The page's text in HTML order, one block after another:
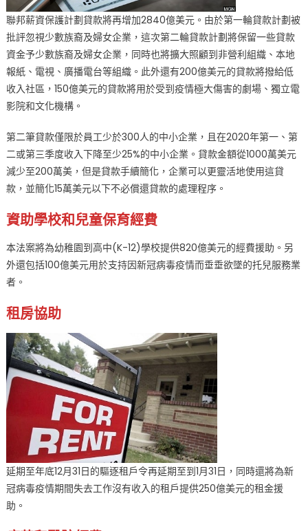
聯邦薪資保護計劃貸款將再增加2840億美元。由於第一輪貸款計劃被
批評忽視少數族裔及婦女企業，這次第二輪貸款計劃將保留一些貸款
資金予少數族裔及婦女企業，同時也將擴大照顧到非營利組織、本地
報紙、電視、廣播電台等組織。此外還有200億美元的貸款將撥給低
收入社區，150億美元的貸款將用於受到疫情極大傷害的劇場、獨立電
影院和文化機構。
第二筆貸款僅限於員工少於300人的中小企業，且在2020年第一、第
二或第三季度收入下降至少25%的中小企業。貸款金額從1000萬美元
減少至200萬美，但是貸款手續簡化，企業可以更靈活地使用這貸
款，並簡化15萬美元以下不必償還貸款的處理程序。
資助學校和兒童保育經費
本法案將為幼稚園到高中(K-12)學校提供820億美元的經費援助。另
外還包括100億美元用於支持因新冠病毒疫情而垂垂欲墜的托兒服務業
者。
租房協助
延期至年底12月31日的驅逐租戶令再延期至到1月31日，同時還將為新
冠病毒疫情期間失去工作沒有收入的租戶提供250億美元的租金援
助。